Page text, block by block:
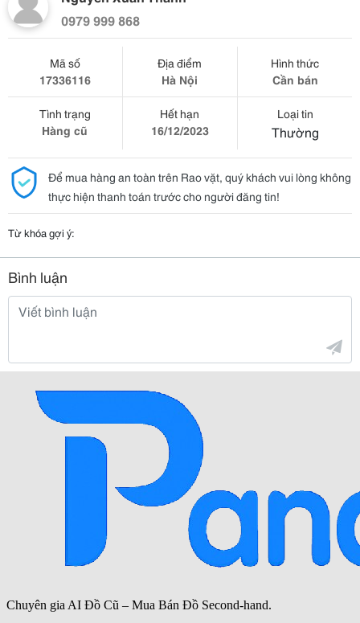
0979 999 868
Mã số
17336116
Địa điểm
Hà Nội
Hình thức
Cần bán
Tình trạng
Hàng cũ
Hết hạn
16/12/2023
Loại tin
Thường
Để mua hàng an toàn trên Rao vặt, quý khách vui lòng không
thực hiện thanh toán trước cho người đăng tin!
Từ khóa gợi ý:
Bình luận